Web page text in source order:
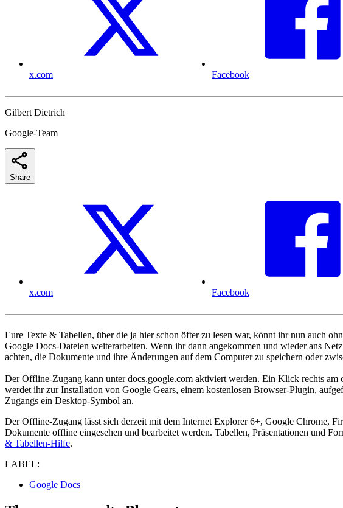
x.com Facebook
Gilbert Dietrich
Google-Team
Share
x.com Facebook
Eure Texte & Tabellen, über die ja hier schon öfter zu lesen war, könnt ihr nun auch
Google Docs-Dateien weiterarbeiten. Wenn ihr dann angekommen und wieder ans
achten, die Dokumente und ihre Änderungen auf dem Computer zu speichern oder
Der Offline-Zugang kann unter docs.google.com aktiviert werden. Ein Klick rechts
werdet ihr zur Installation von Google Gears, einem kostenlosen Browser-Plugin,
Zugangs ein Desktop-Symbol an.
Der Offline-Zugang lässt sich derzeit mit dem Internet Explorer 6+, Google Chrome,
Dokumente offline eingesehen und bearbeitet werden. Tabellen, Präsentationen und
& Tabellen-Hilfe.
LABEL:
Google Docs